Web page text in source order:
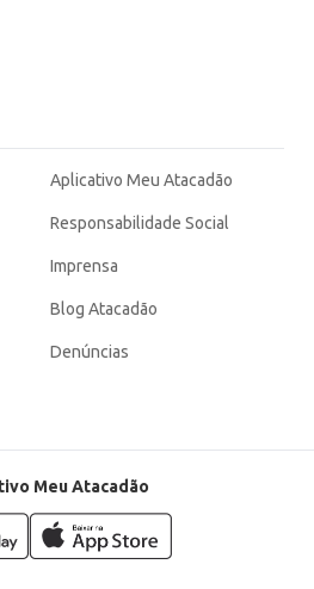
versátil para diferentes ocasiões e
Aplicativo Meu Atacadão
Responsabilidade Social
Imprensa
Blog Atacadão
Denúncias
Meu Atacadão